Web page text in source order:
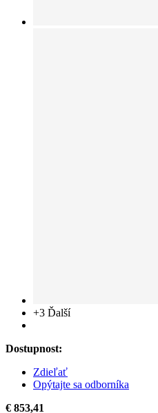
+3 Ďalší
Dostupnost:
Zdieľať
Opýtajte sa odborníka
€ 853,41